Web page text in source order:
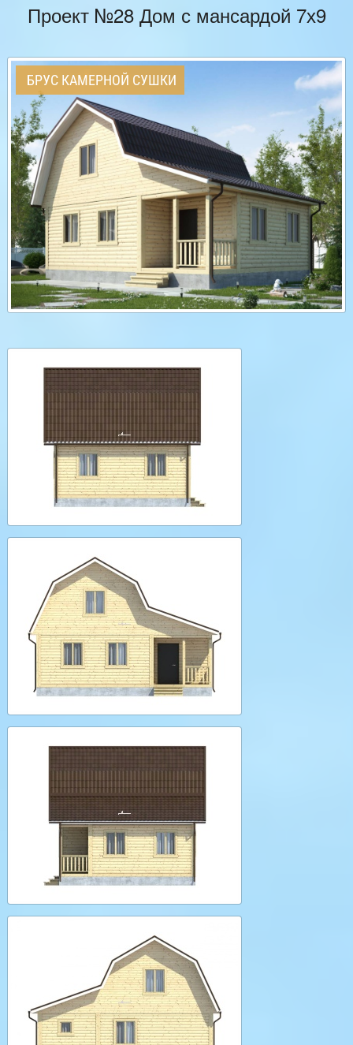
Проект №28 Дом с мансардой 7х9
БРУС КАМЕРНОЙ СУШКИ